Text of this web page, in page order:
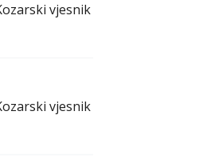
vjesnik - 10.4.2026.
vjesnik - 3.4.2026.